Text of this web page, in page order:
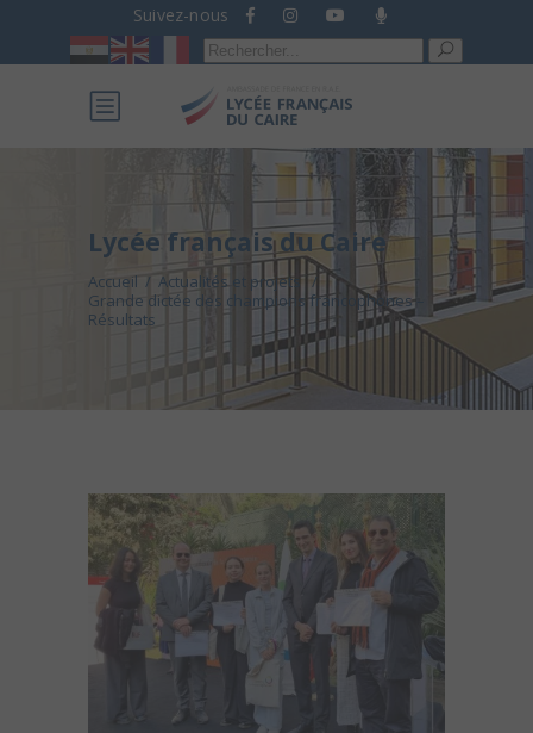
Suivez-nous
Recherche
pour :
Lycée français du Caire
Accueil / Actualités et projets
/
Grande dictée des champions francophones –
Résultats